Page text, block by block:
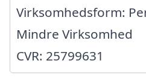
Virksomhedsform:
Mindre Virksomhed
CVR: 25799631